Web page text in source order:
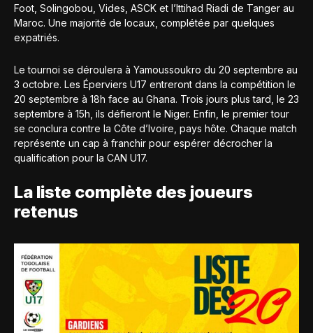
Foot, Solingobou, Vides, ASCK et l’Ittihad Riadi de Tanger au
Maroc. Une majorité de locaux, complétée par quelques
expatriés.
Le tournoi se déroulera à Yamoussoukro du 20 septembre au
3 octobre. Les Éperviers U17 entreront dans la compétition le
20 septembre à 18h face au Ghana. Trois jours plus tard, le 23
septembre à 15h, ils défieront le Niger. Enfin, le premier tour
se conclura contre la Côte d’Ivoire, pays hôte. Chaque match
représente un cap à franchir pour espérer décrocher la
qualification pour la CAN U17.
La liste complète des joueurs
retenus